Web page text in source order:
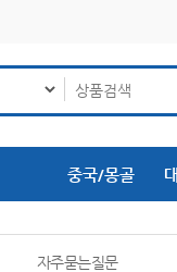
중국/몽골
자주묻는질문